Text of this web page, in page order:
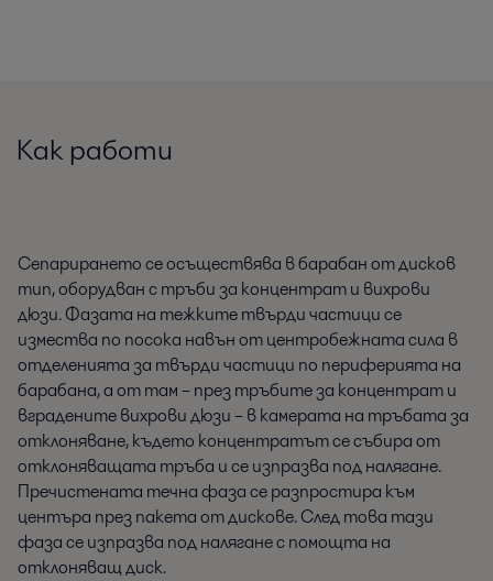
Как работи
Сепарирането се осъществява в барабан от дисков
тип, оборудван с тръби за концентрат и вихрови
дюзи. Фазата на тежките твърди частици се
измества по посока навън от центробежната сила в
отделенията за твърди частици по периферията на
барабана, а от там – през тръбите за концентрат и
вградените вихрови дюзи – в камерата на тръбата за
отклоняване, където концентратът се събира от
отклоняващата тръба и се изпразва под налягане.
Пречистената течна фаза се разпростира към
центъра през пакета от дискове. След това тази
фаза се изпразва под налягане с помощта на
отклоняващ диск.